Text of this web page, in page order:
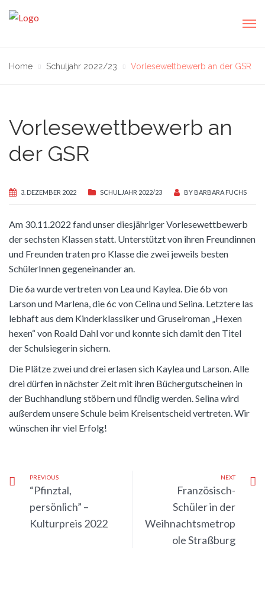
Home Schuljahr 2022/23 Vorlesewettbewerb an der GSR
Vorlesewettbewerb an
der GSR
3. DEZEMBER 2022 SCHULJAHR 2022/23 BY BARBARA FUCHS
Am 30.11.2022 fand unser diesjähriger Vorlesewettbewerb
der sechsten Klassen statt. Unterstützt von ihren Freundinnen
und Freunden traten pro Klasse die zwei jeweils besten
SchülerInnen gegeneinander an.
Die 6a wurde vertreten von Lea und Kaylea. Die 6b von
Larson und Marlena, die 6c von Celina und Selina. Letztere las
lebhaft aus dem Kinderklassiker und Gruselroman „Hexen
hexen“ von Roald Dahl vor und konnte sich damit den Titel
der Schulsiegerin sichern.
Die Plätze zwei und drei erlasen sich Kaylea und Larson. Alle
drei dürfen in nächster Zeit mit ihren Büchergutscheinen in
der Buchhandlung stöbern und fündig werden. Selina wird
außerdem unsere Schule beim Kreisentscheid vertreten. Wir
wünschen ihr viel Erfolg!
PREVIOUS
“Pfinztal,
persönlich” –
Kulturpreis 2022
NEXT
Französisch-
Schüler in der
Weihnachtsmetrop
ole Straßburg